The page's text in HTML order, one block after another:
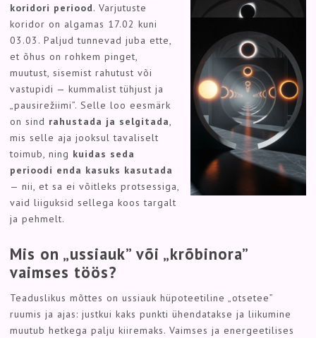
koridori periood. Varjutuste
koridor on algamas 17.02 kuni
03.03. Paljud tunnevad juba ette,
et õhus on rohkem pinget,
muutust, sisemist rahutust või
vastupidi — kummalist tühjust ja
„pausirežiimi”. Selle loo eesmärk
on sind rahustada ja selgitada,
mis selle aja jooksul tavaliselt
toimub, ning kuidas seda
perioodi enda kasuks kasutada
— nii, et sa ei võitleks protsessiga,
vaid liiguksid sellega koos targalt
ja pehmelt.
Mis on „ussiauk” või „krõbinora”
vaimses töös?
Teaduslikus mõttes on ussiauk hüpoteetiline „otsetee”
ruumis ja ajas: justkui kaks punkti ühendatakse ja liikumine
muutub hetkega palju kiiremaks. Vaimses ja energeetilises